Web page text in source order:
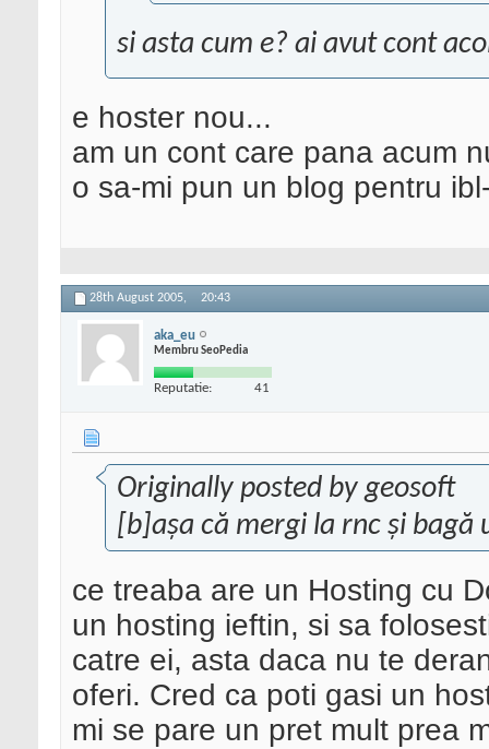
si asta cum e? ai avut cont
e hoster nou...
am un cont care pana acum
o sa-mi pun un blog pentru
28th August 2005, 20:43
aka_eu
Membru SeoPedia
Reputatie: 41
Originally posted by geosoft
[b]așa că mergi la rnc și bagă
ce treaba are un Hosting cu
un hosting ieftin, si sa
catre ei, asta daca nu te
oferi. Cred ca poti gasi un
mi se pare un pret mult prea